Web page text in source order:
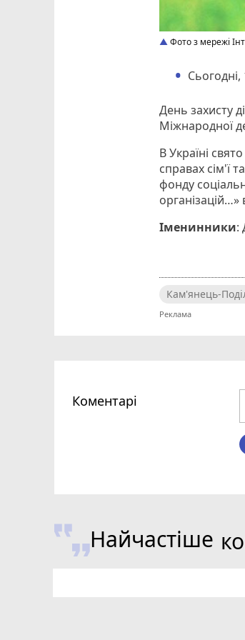
Фото з мережі
День захисту
Міжнародної
В Україні
справах сім'ї
фонду
Іменинники:
Кам'янець-
Коментарі
Найчастіше